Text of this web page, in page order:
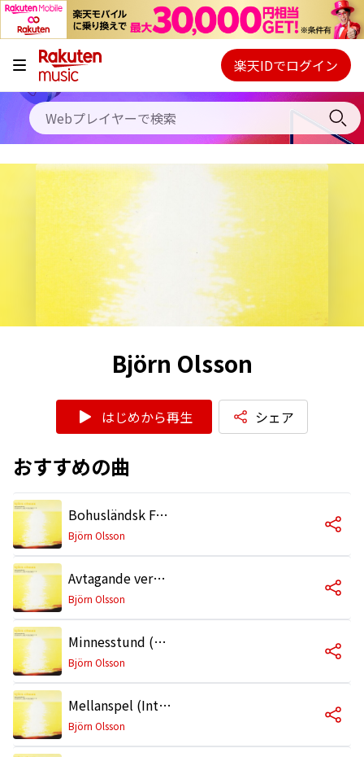
キャンペーン
料金プラン
使い方
初回30日間無料お試し
Webプレイヤー
ご契約内容の確認・変更
楽天IDでログイン
Björn Olsson
はじめから再生 シェア
おすすめの曲
Bohusländsk Fanfar (A Bohuslän Fanfare)
Björn Olsson
Avtagande verklighet (Fading Reality)
Björn Olsson
Minnesstund (A Moment of Reflection)
Björn Olsson
Mellanspel (Interlude)
Björn Olsson